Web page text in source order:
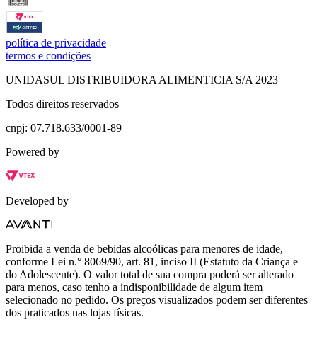
política de privacidade
termos e condições
UNIDASUL DISTRIBUIDORA ALIMENTICIA S/A 2023
Todos direitos reservados
cnpj: 07.718.633/0001-89
Powered by
Developed by
Proibida a venda de bebidas alcoólicas para menores de idade,
conforme Lei n.° 8069/90, art. 81, inciso II (Estatuto da Criança e
do Adolescente). O valor total de sua compra poderá ser alterado
para menos, caso tenho a indisponibilidade de algum item
selecionado no pedido. Os preços visualizados podem ser diferentes
dos praticados nas lojas físicas.